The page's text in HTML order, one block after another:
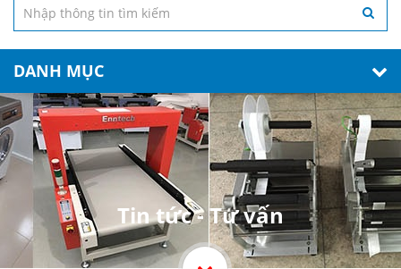
DANH MỤC
Tin tức - Tư vấn